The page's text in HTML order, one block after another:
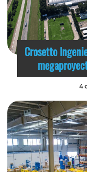
Crosetto
4